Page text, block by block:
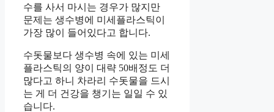
수를 사서 마시는 경우가 많지만
문제는 생수병에 미세플라스틱이
가장 많이 들어있다고 합니다.
수돗물보다 생수병 속에 있는 미세
플라스틱의 양이 대략 50배정도 더
많다고 하니 차라리 수돗물을 드시
는 게 더 건강을 챙기는 일일 수 있
습니다.